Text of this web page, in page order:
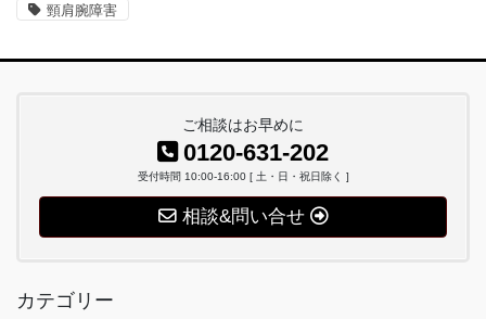
頸肩腕障害
ご相談はお早めに
0120-631-202
受付時間 10:00-16:00 [ 土・日・祝日除く ]
相談&問い合せ
カテゴリー